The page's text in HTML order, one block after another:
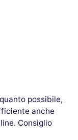
possibile,
anche
Consiglio